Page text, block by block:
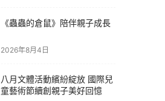
《蟲蟲的倉鼠》陪伴親子成長
2026年8月4日
八月文體活動繽紛綻放 國際兒
童藝術節續創親子美好回憶